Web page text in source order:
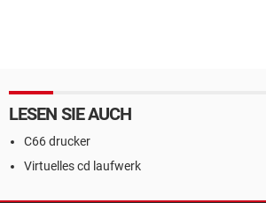
LESEN SIE AUCH
C66 drucker
Virtuelles cd laufwerk